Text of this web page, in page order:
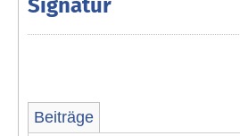
Signatur
Beiträge